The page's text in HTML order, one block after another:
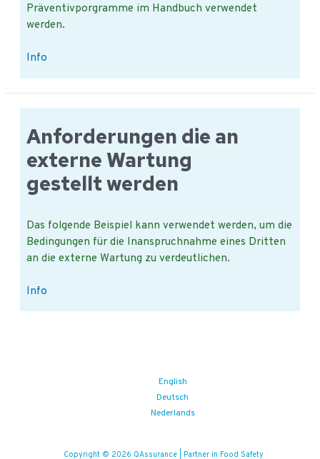
Präventivporgramme im Handbuch verwendet
werden.
Beispiele
Vorgehensweisen
bei
Info
Anforderungen die an
externe Wartung
gestellt werden
Das folgende Beispiel kann verwendet werden, um die
Bedingungen für die Inanspruchnahme eines Dritten
an die externe Wartung zu verdeutlichen.
Anforderungen
Info
English
Deutsch
Nederlands
Copyright © 2026 QAssurance | Partner in Food Safety